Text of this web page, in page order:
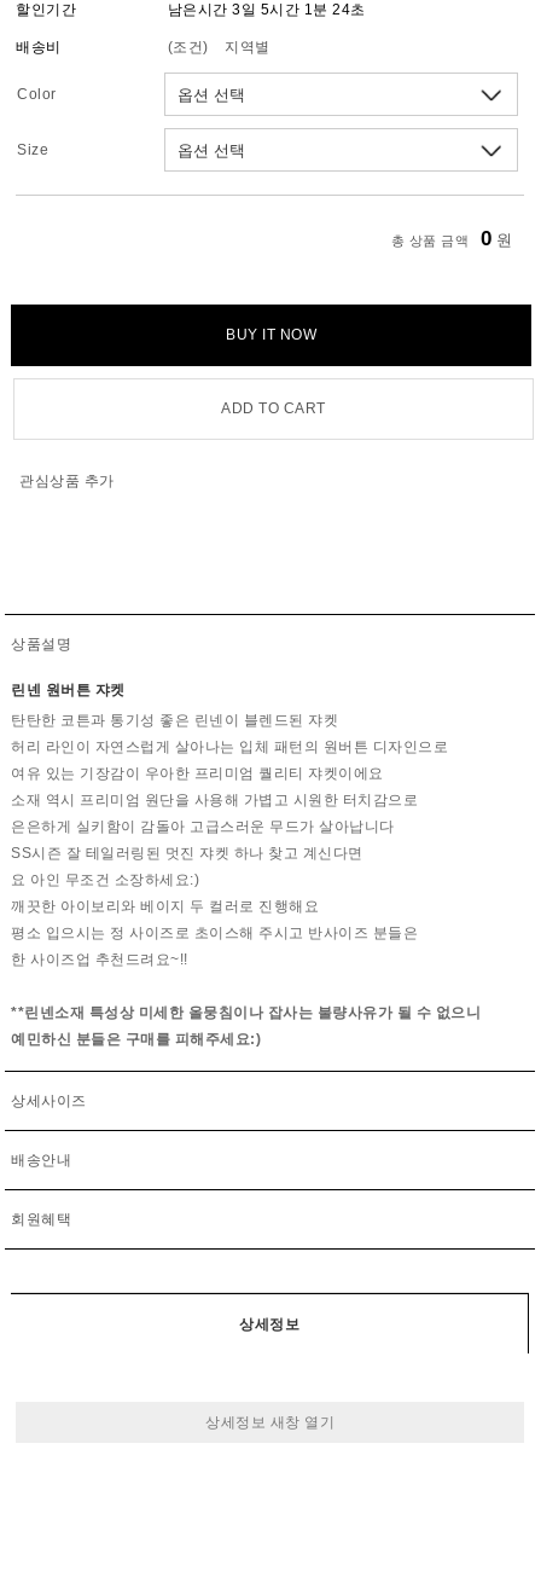
할인기간 남은시간 3일 5시간 1분 24초
배송비 (조건) 지역별
Color
Size
총 상품 금액 0 원
BUY IT NOW
ADD TO CART
관심상품 추가
상품설명
린넨 원버튼 쟈켓
탄탄한 코튼과 통기성 좋은 린넨이 블렌드된 쟈켓
허리 라인이 자연스럽게 살아나는 입체 패턴의 원버튼 디자인으로
여유 있는 기장감이 우아한 프리미엄 퀄리티 쟈켓이에요
소재 역시 프리미엄 원단을 사용해 가볍고 시원한 터치감으로
은은하게 실키함이 감돌아 고급스러운 무드가 살아납니다
SS시즌 잘 테일러링된 멋진 쟈켓 하나 찾고 계신다면
요 아인 무조건 소장하세요:)
깨끗한 아이보리와 베이지 두 컬러로 진행해요
평소 입으시는 정 사이즈로 초이스해 주시고 반사이즈 분들은
한 사이즈업 추천드려요~!!
**린넨소재 특성상 미세한 올뭉침이나 잡사는 불량사유가 될 수 없으니
예민하신 분들은 구매를 피해주세요:)
상세사이즈
배송안내
회원혜택
상세정보
상세정보 새창 열기